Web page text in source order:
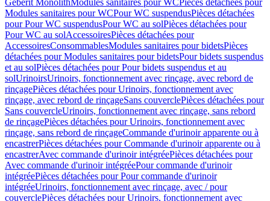
Geberit MonolithModules sanitaires pour WCPièces détachées pour
Modules sanitaires pour WCPour WC suspendusPièces détachées
pour Pour WC suspendusPour WC au solPièces détachées pour
Pour WC au solAccessoiresPièces détachées pour
AccessoiresConsommablesModules sanitaires pour bidetsPièces
détachées pour Modules sanitaires pour bidetsPour bidets suspendus
et au solPièces détachées pour Pour bidets suspendus et au
solUrinoirsUrinoirs, fonctionnement avec rinçage, avec rebord de
rinçagePièces détachées pour Urinoirs, fonctionnement avec
rinçage, avec rebord de rinçageSans couverclePièces détachées pour
Sans couvercleUrinoirs, fonctionnement avec rinçage, sans rebord
de rinçagePièces détachées pour Urinoirs, fonctionnement avec
rinçage, sans rebord de rinçageCommande d'urinoir apparente ou à
encastrerPièces détachées pour Commande d'urinoir apparente ou à
encastrerAvec commande d'urinoir intégréePièces détachées pour
Avec commande d'urinoir intégréePour commande d'urinoir
intégréePièces détachées pour Pour commande d'urinoir
intégréeUrinoirs, fonctionnement avec rinçage, avec / pour
couverclePièces détachées pour Urinoirs, fonctionnement avec